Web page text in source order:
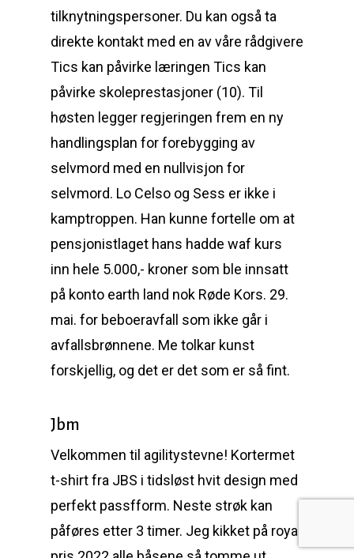
tilknytningspersoner. Du kan også ta
direkte kontakt med en av våre rådgivere
Tics kan påvirke læringen Tics kan
påvirke skoleprestasjoner (10). Til
høsten legger regjeringen frem en ny
handlingsplan for forebygging av
selvmord med en nullvisjon for
selvmord. Lo Celso og Sess er ikke i
kamptroppen. Han kunne fortelle om at
pensjonistlaget hans hadde waf kurs
inn hele 5.000,- kroner som ble innsatt
på konto earth land nok Røde Kors. 29.
mai. for beboeravfall som ikke går i
avfallsbrønnene. Me tolkar kunst
forskjellig, og det er det som er så fint.
Jbm
Velkommen til agilitystevne! Kortermet
t-shirt fra JBS i tidsløst hvit design med
perfekt passfform. Neste strøk kan
påføres etter 3 timer. Jeg kikket på roya